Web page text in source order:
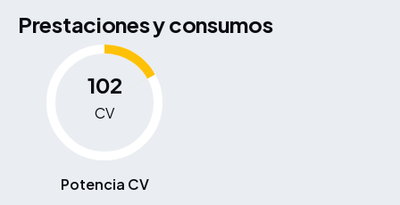
Prestaciones y consumos
102
CV
Potencia CV